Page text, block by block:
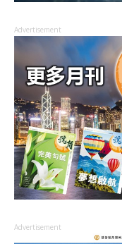
Advertisement
Advertisement